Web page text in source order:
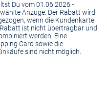
Du vom 01.06.2026 -
Anzüge. Der Rabatt wird
wenn die Kundenkarte
ist nicht übertragbar und
werden. Eine
Card sowie die
sind nicht möglich.